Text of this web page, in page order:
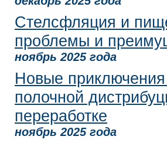
Стелсфляция и
проблемы и
ноябрь 2025 года
Новые
полочной
переработке
ноябрь 2025 года